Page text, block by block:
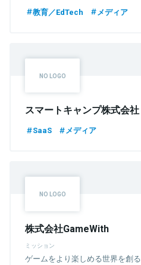
教育／EdTech
メディア
スマートキャンプ株式会社
SaaS メディア
株式会社GameWith
ミッション
ゲームをより楽しめる世界を創る